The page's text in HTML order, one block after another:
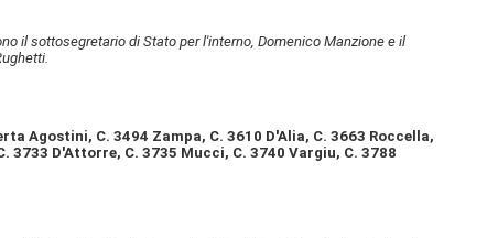
il sottosegretario di Stato per l'interno, Domenico Manzione e il
Agostini, C. 3494 Zampa, C. 3610 D'Alia, C. 3663 Roccella,
3733 D'Attorre, C. 3735 Mucci, C. 3740 Vargiu, C. 3788